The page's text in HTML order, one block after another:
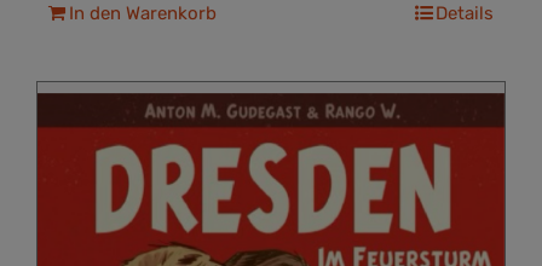
In den Warenkorb Details